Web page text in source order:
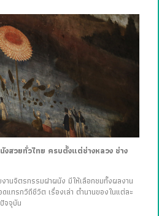
สวยทั่วไทย ครบตั้งแต่ช่างหลวง ช่าง
านจิตรกรรมฝาผนัง มีให้เลือกชมทั้งผลงาน
แทรกวิถีชีวิต เรื่องเล่า ตำนานของในแต่ละ
จจุบัน